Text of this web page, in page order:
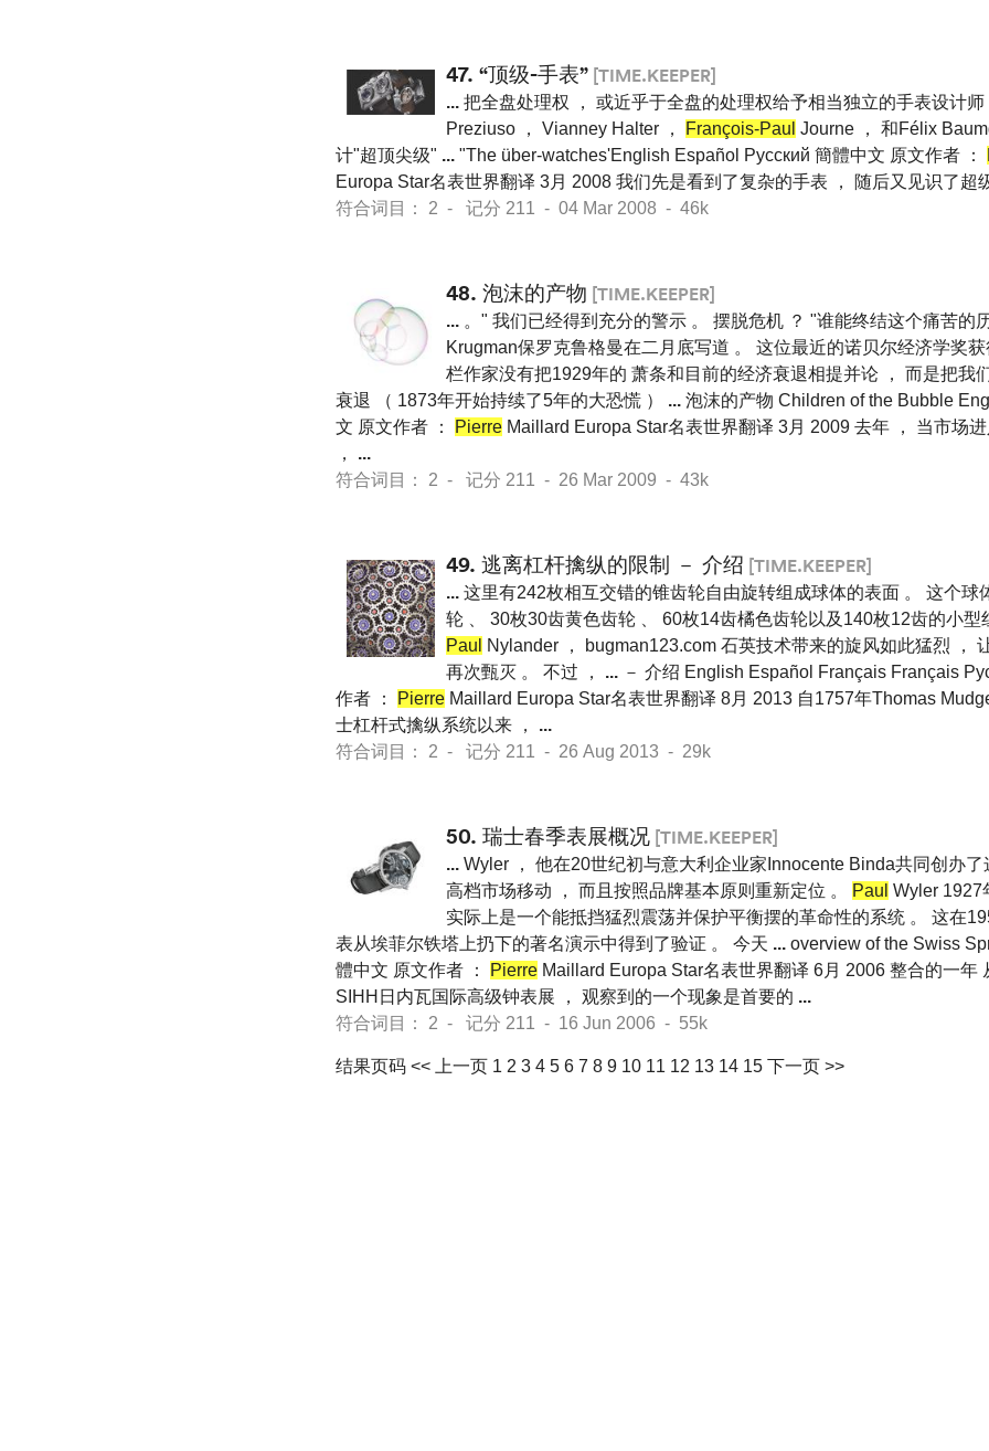
47. “顶级-手表” [TIME.KEEPER]
... 把全盘处理权 ， 或近乎于全盘的处理权给予相当独立的手表设计
Preziuso ， Vianney Halter ，
François-Paul Journe ， 和Félix
计"超顶尖级" ... "The über-watches'English Español Pусский 簡體中文 原文作者 ：
Europa Star名表世界翻译 3月 2008 我们先是看到了复杂的手表 ， 随后又见识了超
符合词目： 2 - 记分 211 - 04 Mar 2008 - 46k
48. 泡沫的产物 [TIME.KEEPER]
... 。" 我们已经得到充分的警示 。 摆脱危机 ？ "谁能终结这个痛苦的
Krugman保罗克鲁格曼在二月底写道 。 这位最近的诺贝尔经济学奖
栏作家没有把1929年的 萧条和目前的经济衰退相提并论 ， 而是把我
衰退 （ 1873年开始持续了5年的大恐慌 ） ... 泡沫的产物 Children of the Bubble
文 原文作者 ：
Pierre Maillard Europa Star名表世界翻译 3月 2009 去年 ， 当市场
， ...
符合词目： 2 - 记分 211 - 26 Mar 2009 - 43k
49. 逃离杠杆擒纵的限制 － 介绍 [TIME.KEEPER]
... 这里有242枚相互交错的锥齿轮自由旋转组成球体的表面 。 这个球
轮 、 30枚30齿黄色齿轮 、 60枚14齿橘色齿轮以及140枚12齿的小型
Paul
Nylander ， bugman123.com 石英技术带来的旋风如此猛烈 ，
再次甄灭 。 不过 ， ... － 介绍 English Español Français Français
作者 ：
Pierre Maillard Europa Star名表世界翻译 8月 2013 自1757年Thomas
士杠杆式擒纵系统以来 ， ...
符合词目： 2 - 记分 211 - 26 Aug 2013 - 29k
50. 瑞士春季表展概况 [TIME.KEEPER]
... Wyler ， 他在20世纪初与意大利企业家Innocente Binda共同创办了
高档市场移动 ， 而且按照品牌基本原则重新定位 。
Paul Wyler 1927
实际上是一个能抵挡猛烈震荡并保护平衡摆的革命性的系统 。 这在
表从埃菲尔铁塔上扔下的著名演示中得到了验证 。 今天 ... overview of the Swiss
體中文 原文作者 ：
Pierre Maillard Europa Star名表世界翻译 6月 2006 整合的一年
SIHH日内瓦国际高级钟表展 ， 观察到的一个现象是首要的 ...
符合词目： 2 - 记分 211 - 16 Jun 2006 - 55k
结果页码 << 上一页 1 2 3 4 5 6 7 8 9 10 11 12 13 14 15 下一页 >>